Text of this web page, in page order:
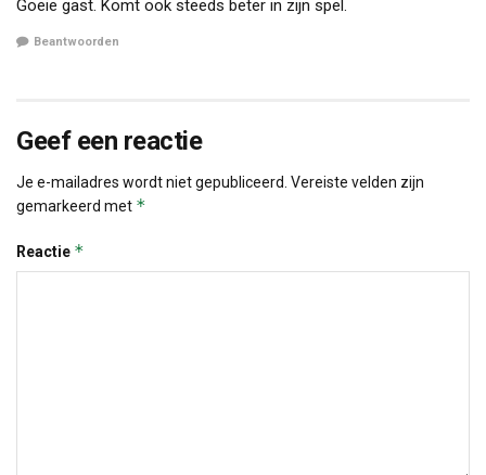
Goeie gast. Komt ook steeds beter in zijn spel.
Beantwoorden
Geef een reactie
Je e-mailadres wordt niet gepubliceerd. Vereiste velden zijn
gemarkeerd met *
Reactie *